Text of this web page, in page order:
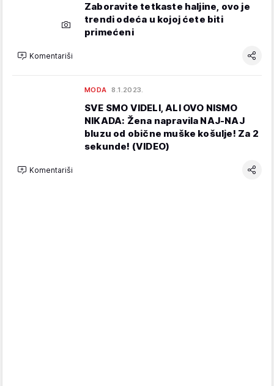
Zaboravite tetkaste haljine, ovo je
trendi odeća u kojoj ćete biti
primećeni
Komentariši
MODA 8.1.2023.
SVE SMO VIDELI, ALI OVO NISMO
NIKADA: Žena napravila NAJ-NAJ
bluzu od obične muške košulje! Za 2
sekunde! (VIDEO)
Komentariši